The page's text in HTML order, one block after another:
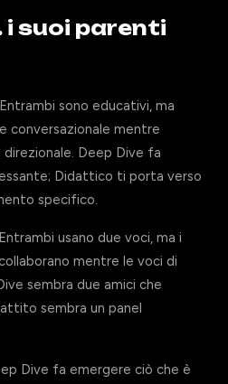
i suoi parenti
Entrambi sono educativi, ma
conversazionale mentre
Deep Dive fa
Didattico ti porta verso
specifico.
Entrambi usano due voci, ma i
mentre le voci di
sembra due amici che
sembra un panel
Dive fa emergere ciò che è